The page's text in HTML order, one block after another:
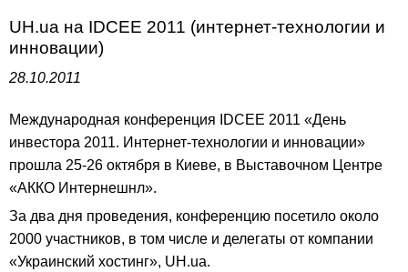
UH.ua на IDCEE 2011 (интернет-технологии и
инновации)
28.10.2011
Международная конференция IDCEE 2011 «День
инвестора 2011. Интернет-технологии и инновации»
прошла 25-26 октября в Киеве, в Выставочном Центре
«АККО Интернешнл».
За два дня проведения, конференцию посетило около
2000 участников, в том числе и делегаты от компании
«Украинский хостинг», UH.ua.